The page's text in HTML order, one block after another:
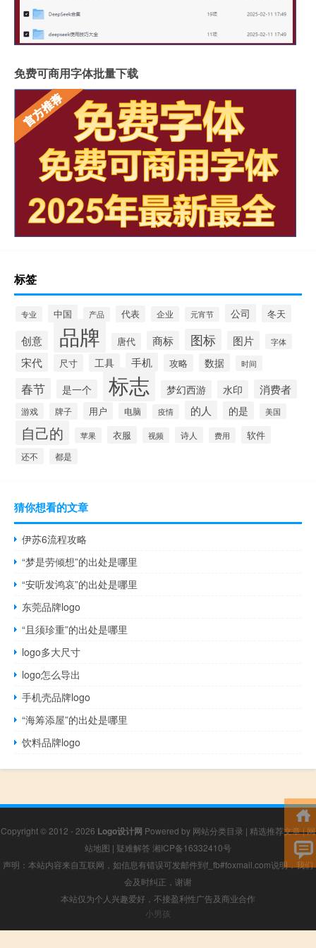
免费可商用字体批量下载
标签
专业 中国 产品 代表 企业 元宵节 公司 冬天
创意 品牌 唐代 商标 图标 图片 字体
宋代 尺寸 工具 手机 攻略 数据 时间
春节 是一个 标志 梦幻西游 水印 消费者
游戏 牌子 用户 电脑 疫情 的人 的是 美国
自己的 苹果 衣服 视频 诗人 费用 软件
还不 都是
猜你想看的文章
伊苏6流程攻略
“梦是劳倾想”的出处是哪里
“安听发鸿哀”的出处是哪里
东莞品牌logo
“且须珍重”的出处是哪里
logo多大尺寸
logo怎么导出
手机壳品牌logo
“海筹添屋”的出处是哪里
饮料品牌logo
Copyright © 2012 - 2026 Logo设计网 Powered by 网站分类目录 | 精选推荐文章|网
站地图 | 疑难解答 湘ICP备16332410号
声明：本站内容来自互联网，如信息有错误可发邮件到f_fb#foxmail.com说明，我们
会及时纠正，谢谢
本站仅为个人兴趣爱好，不接盈利性广告及商业合作
小男孩